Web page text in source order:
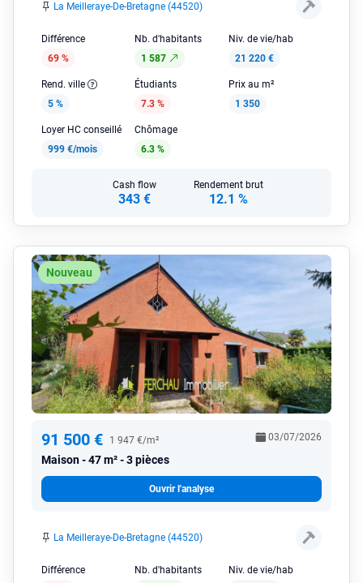
La Meilleraye-De-Bretagne (44520)
Différence
69 %
Nb. d'habitants
1 587
Niv. de vie/hab
21 220 €
Rend. ville
5 %
Étudiants
7.3 %
Prix au m²
1 350
Loyer HC conseillé
999 €/mois
Chômage
6.3 %
Cash flow
343 €
Rendement brut
12.1 %
Nouveau
91 500 € 1 947 €/m²
Maison 47 m² - 3 pièces
03/07/2026
Ouvrir l'analyse
La Meilleraye-De-Bretagne (44520)
Différence
Nb. d'habitants
Niv. de vie/hab